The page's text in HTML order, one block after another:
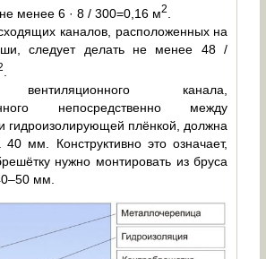
не менее 6 · 8 / 300=0,16 м2
каналов, расположенных на
следует делать не менее 48 /
канала,
непосредственно между
гидроизолирующей плёнкой, должна
мм. Конструктивно это означает,
нужно монтировать из бруса
мм.